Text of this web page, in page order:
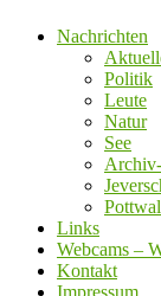
Nachrichten
Politik
Leute
Natur
See
Archiv-
Links
Webcams –
Kontakt